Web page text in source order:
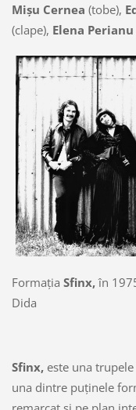
Mişu Cernea (tobe),
(clape), Elena Perianu
Formaţia Sfinx,în
Dida
Sfinx, este una
una dintre puţinele